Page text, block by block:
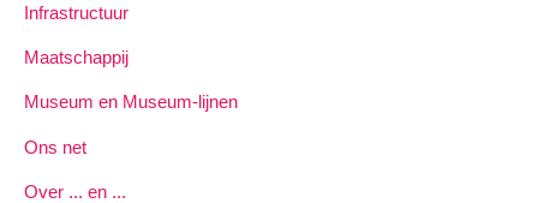
Infrastructuur
Maatschappij
Museum en Museum-lijnen
Ons net
Over ... en ...